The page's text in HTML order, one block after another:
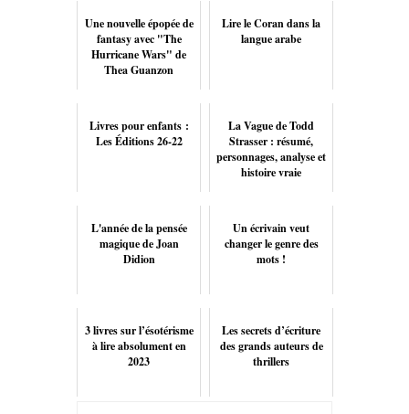
Une nouvelle épopée de
fantasy avec "The
Hurricane Wars" de
Thea Guanzon
Lire le Coran dans la
langue arabe
Livres pour enfants :
Les Éditions 26-22
La Vague de Todd
Strasser : résumé,
personnages, analyse et
histoire vraie
L'année de la pensée
magique de Joan
Didion
Un écrivain veut
changer le genre des
mots !
3 livres sur l’ésotérisme
à lire absolument en
2023
Les secrets d’écriture
des grands auteurs de
thrillers